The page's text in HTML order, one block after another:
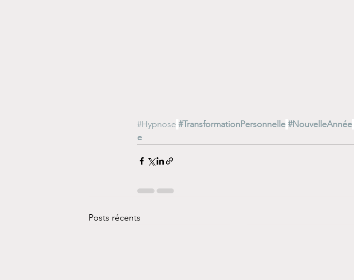
#Hypnose #TransformationPersonnelle #NouvelleAnnée
e
Posts récents